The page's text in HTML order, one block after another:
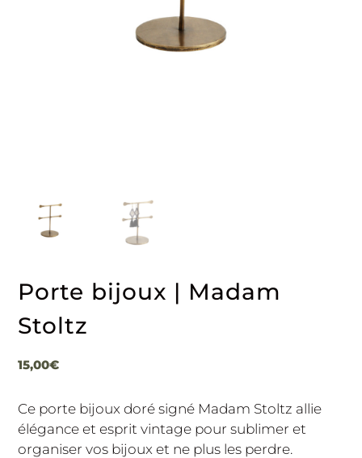
Porte bijoux | Madam
Stoltz
15,00€
Ce porte bijoux doré signé Madam Stoltz allie
élégance et esprit vintage pour sublimer et
organiser vos bijoux et ne plus les perdre.